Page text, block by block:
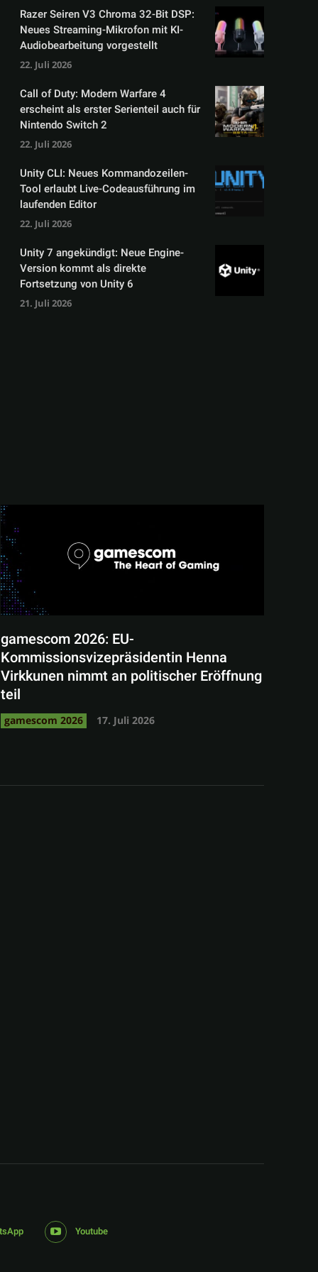
Razer Seiren V3 Chroma 32-Bit DSP:
Neues Streaming-Mikrofon mit KI-
Audiobearbeitung vorgestellt
22. Juli 2026
Call of Duty: Modern Warfare 4
erscheint als erster Serienteil auch für
Nintendo Switch 2
22. Juli 2026
Unity CLI: Neues Kommandozeilen-
Tool erlaubt Live-Codeausführung im
laufenden Editor
22. Juli 2026
Unity 7 angekündigt: Neue Engine-
Version kommt als direkte
Fortsetzung von Unity 6
21. Juli 2026
gamescom 2026: EU-
Kommissionsvizepräsidentin Henna
Virkkunen nimmt an politischer Eröffnung
teil
gamescom 2026 17. Juli 2026
Youtube